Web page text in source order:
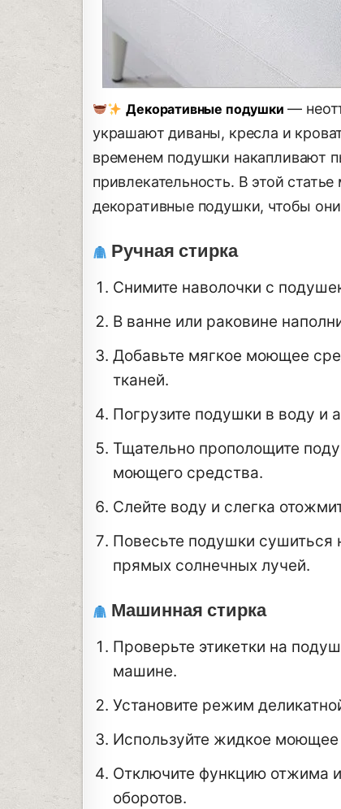
Декоративные подушки —
украшают диваны, кресла и
временем подушки накапливают
привлекательность. В этой
декоративные подушки, чтобы
Ручная стирка
Снимите наволочки с
В ванне или раковине
Добавьте мягкое моющее
тканей.
Погрузите подушки в воду и
Тщательно прополощите
моющего средства.
Слейте воду и слегка
Повесьте подушки сушиться
прямых солнечных лучей.
Машинная стирка
Проверьте этикетки на
машине.
Установите режим
Используйте жидкое моющее
Отключите функцию отжима
оборотов.